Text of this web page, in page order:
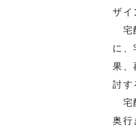
ザイ
宅
に、
果、
討す
宅
奥行